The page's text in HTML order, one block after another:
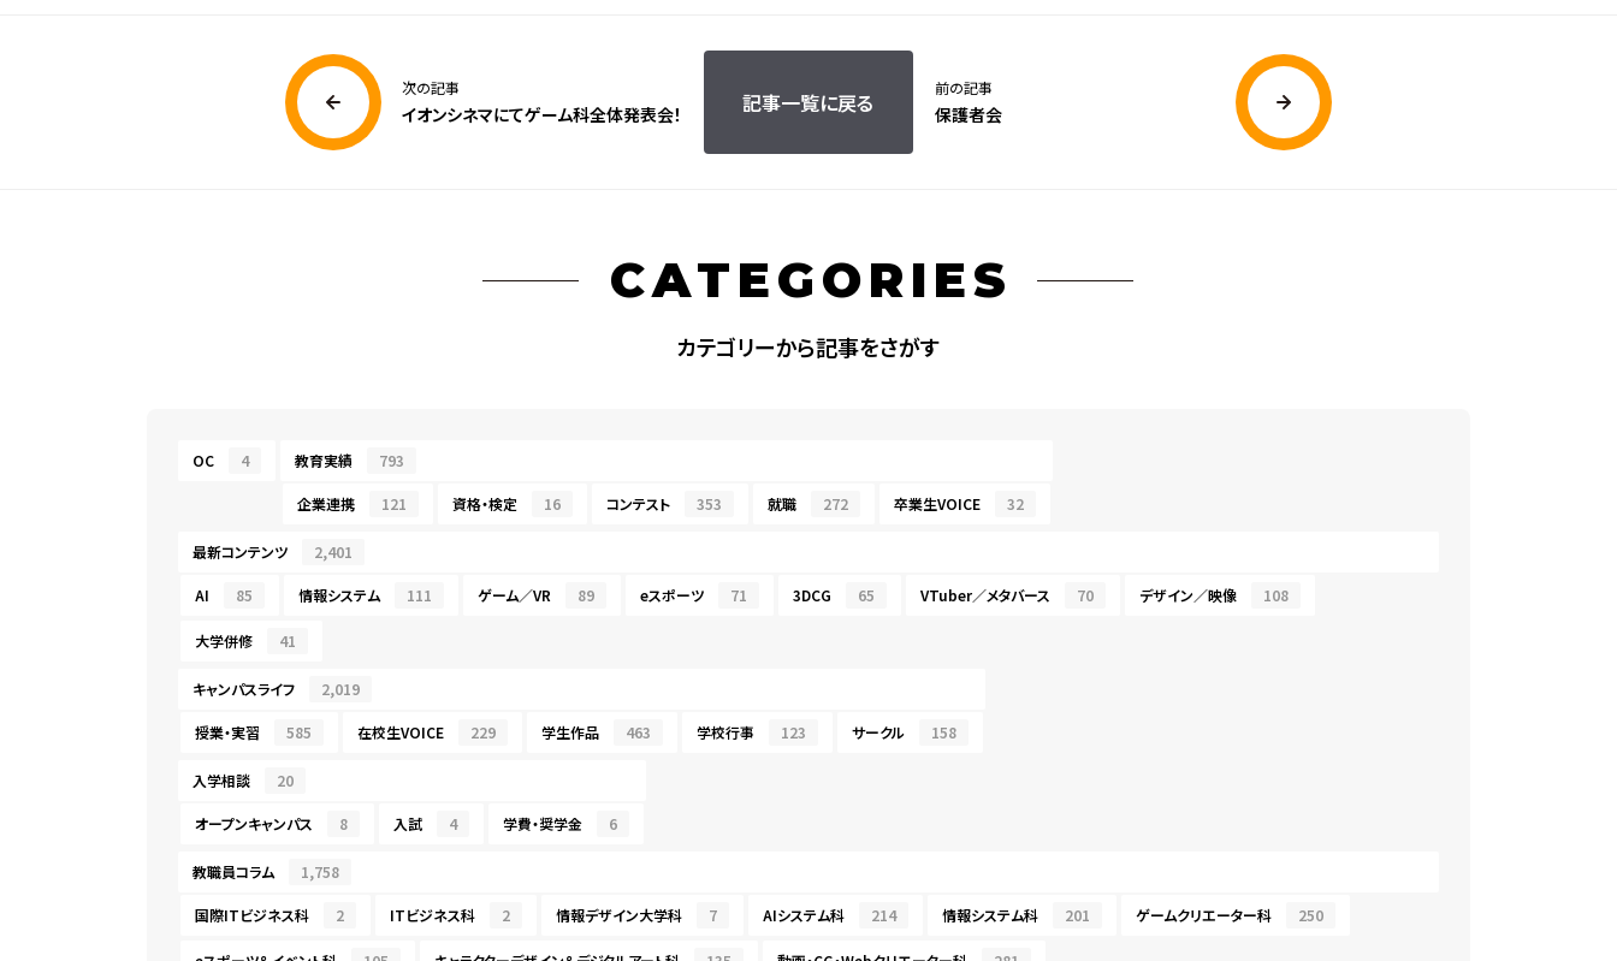
次の記事
イオンシネマにてゲーム科全体発表会！ 記事一覧に戻る
前の記事
保護者会
CATEGORIES
カテゴリーから記事をさがす
OC 4 教育実績 793
企業連携 121 資格・検定 16 コンテスト 353 就職 272 卒業生VOICE 32
最新コンテンツ 2,401
AI 85 情報システム 111 ゲーム／VR 89 eスポーツ 71 3DCG 65 VTuber／メタバース 70 デザイン／映像 108
大学併修 41
キャンパスライフ 2,019
授業・実習 585 在校生VOICE 229 学生作品 463 学校行事 123 サークル 158
入学相談 20
オープンキャンパス 8 入試 4 学費・奨学金 6
教職員コラム 1,758
国際ITビジネス科 2 ITビジネス科 2 情報デザイン大学科 7 AIシステム科 214 情報システム科 201 ゲームクリエーター科 250